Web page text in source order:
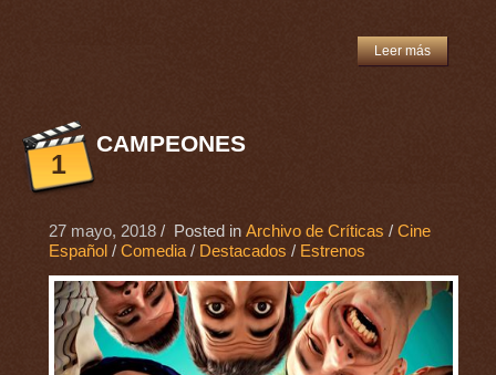
Leer más
1
CAMPEONES
27 mayo, 2018/ Posted in Archivo de Críticas / Cine
Español / Comedia/ Destacados / Estrenos